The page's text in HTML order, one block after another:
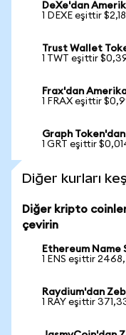
DeXe'dan
1 DEXE eşittir $2,18
Trust Wallet
1 TWT eşittir
Frax'dan
1 FRAX eşittir
Graph
1 GRT eşittir
Diğer kurları
Diğer kripto
çevirin
Ethereum
1 ENS eşittir
Raydium'dan
1 RAY eşittir